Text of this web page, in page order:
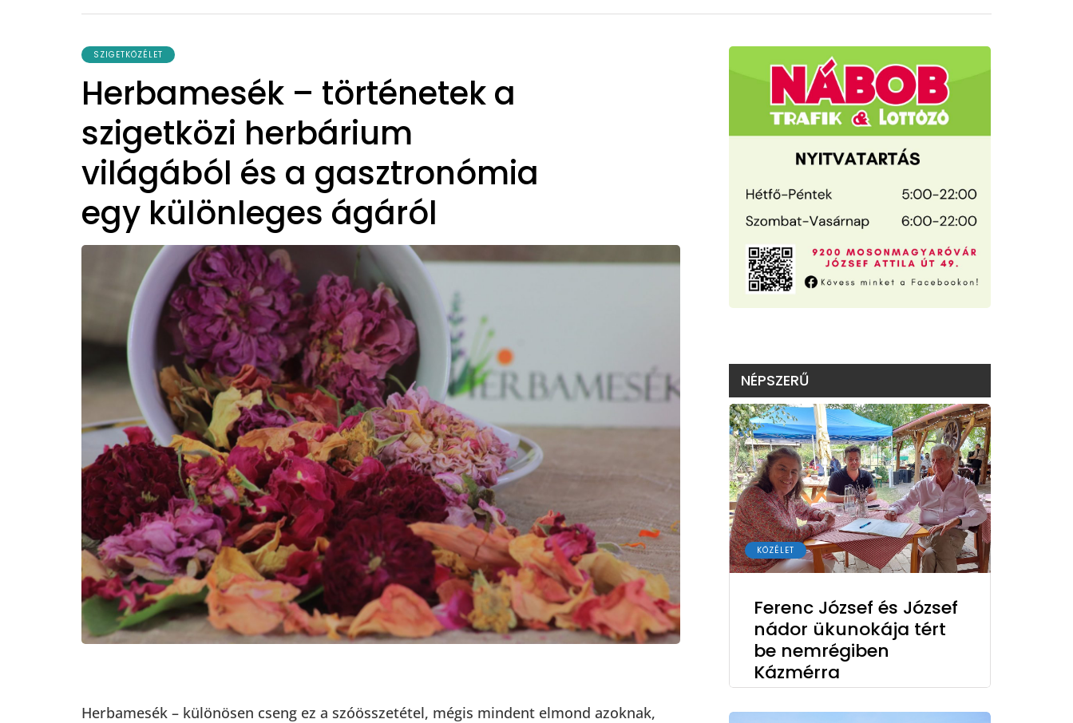
SZIGETKÖZÉLET
Herbamesék – történetek a
szigetközi herbárium
világából és a gasztronómia
egy különleges ágáról
Herbamesék – különösen cseng ez a szóösszetétel, mégis mindent elmond azoknak,
NÉPSZERŰ
KÖZÉLET
Ferenc József és József
nádor ükunokája tért
be nemrégiben
Kázmérra